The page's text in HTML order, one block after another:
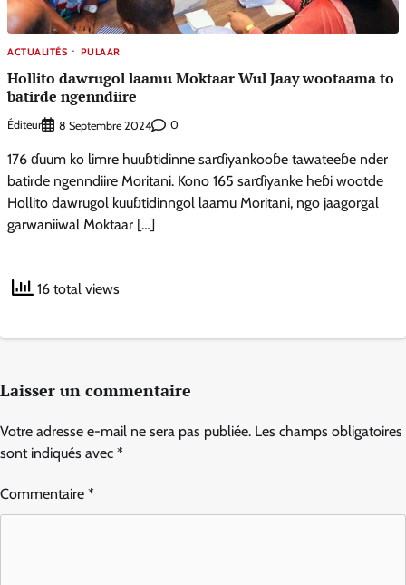
ACTUALITÉS PULAAR
Hollito dawrugol laamu Moktaar Wul Jaay wootaama to
batirde ngenndiire
Éditeur 8 Septembre 2024 0
176 ɗuum ko limre huuɓtidinne sarɗiyankooɓe tawateeɓe nder
batirde ngenndiire Moritani. Kono 165 sarɗiyanke heɓi wootde
Hollito dawrugol kuuɓtidinngol laamu Moritani, ngo jaagorgal
garwaniiwal Moktaar […]
16 total views
Laisser un commentaire
Votre adresse e-mail ne sera pas publiée. Les champs obligatoires
sont indiqués avec *
Commentaire *